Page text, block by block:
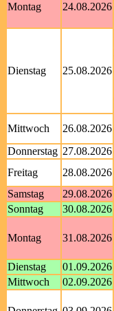
Montag 24.08.2026
Dienstag 25.08.2026
Mittwoch
26.08.2026
Donnerstag 27.08.2026
Freitag
28.08.2026
Samstag
29.08.2026
Sonntag
30.08.2026
Montag 31.08.2026
Dienstag
01.09.2026
Mittwoch
02.09.2026